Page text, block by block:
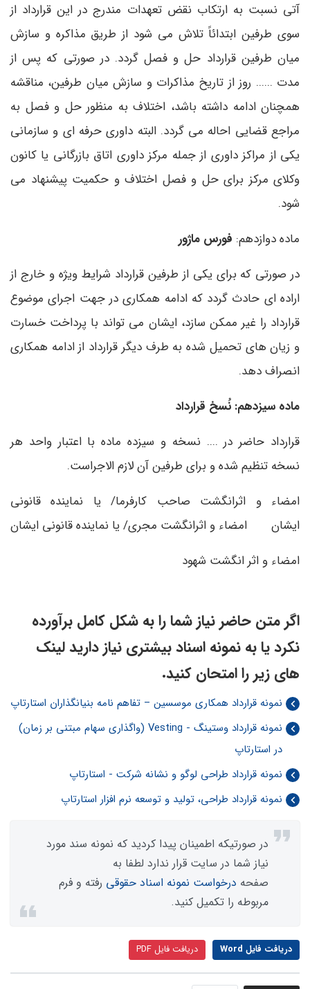
آتی نسبت به ارتکاب نقض تعهدات مندرج در این قرارداد از
سوی طرفین ابتدائاً تلاش می شود از طریق مذاکره و سازش
میان طرفین قرارداد حل و فصل گردد. در صورتی که پس از
مدت ...... روز از تاریخ مذاکرات و سازش میان طرفین، مناقشه
همچنان ادامه داشته باشد، اختلاف به منظور حل و فصل به
مراجع قضایی احاله می گردد. البته داوری حرفه ای و سازمانی
یکی از مراکز داوری از جمله مرکز داوری اتاق بازرگانی یا کانون
وکلای مرکز برای حل و فصل اختلاف و حکمیت پیشنهاد می
شود.
ماده دوازدهم: فورس ماژور
در صورتی که برای یکی از طرفین قرارداد شرایط ویژه و خارج از
اراده ای حادث گردد که ادامه همکاری در جهت اجرای موضوع
قرارداد را غیر ممکن سازد، ایشان می تواند با پرداخت خسارت
و زیان های تحمیل شده به طرف دیگر قرارداد از ادامه همکاری
انصراف دهد.
ماده سیزدهم: نُسخ قرارداد
قرارداد حاضر در .... نسخه و سیزده ماده با اعتبار واحد هر
نسخه تنظیم شده و برای طرفین آن لازم الاجراست.
امضاء و اثرانگشت صاحب کارفرما/ یا نماینده قانونی
ایشان امضاء و اثرانگشت مجری/ یا نماینده قانونی ایشان
امضاء و اثر انگشت شهود
اگر متن حاضر نیاز شما را به شکل کامل برآورده
نکرد یا به نمونه اسناد بیشتری نیاز دارید لینک
های زیر را امتحان کنید.
نمونه قرارداد همکاری موسسین – تفاهم نامه بنیانگذاران استارتاپ
نمونه قرارداد وستینگ - Vesting (واگذاری سهام مبتنی بر زمان)
در استارتاپ
نمونه قرارداد طراحی لوگو و نشانه شرکت - استارتاپ
نمونه قرارداد طراحی، تولید و توسعه نرم افزار استارتاپ
در صورتیکه اطمینان پیدا کردید که نمونه سند مورد
نیاز شما در سایت قرار ندارد لطفا به
صفحه درخواست نمونه اسناد حقوقی رفته و فرم
مربوطه را تکمیل کنید.
دریافت فایل Word دریافت فایل PDF